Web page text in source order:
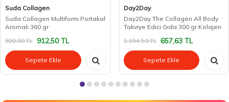
Suda Collagen
Suda Collagen Multiform Portakal
Aromalı 360 gr
990,00TL 912,50TL
Sepete Ekle
Day2Day
Day2Day The Collagen All Body
Takviye Edici Gıda 300 gr Kolajen
1.194,50TL 657,63TL
Sepete Ekle